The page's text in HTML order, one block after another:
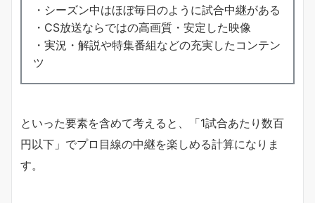
・シーズン中はほぼ毎日のように試合中継がある
・CS放送ならではの高画質・安定した映像
・実況・解説や特集番組などの充実したコンテン
ツ
といった要素を含めて考えると、「1試合あたり数百
円以下」でプロ目線の中継を楽しめる計算になりま
す。